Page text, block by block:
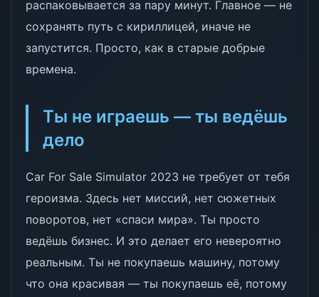
распаковывается за пару минут. Главное — не
сохранять путь с кириллицей, иначе не
запустится. Просто, как в старые добрые
времена.
Ты не играешь — ты ведёшь
дело
Car For Sale Simulator 2023 не требует от тебя
героизма. Здесь нет миссий, нет сюжетных
поворотов, нет «спаси мира». Ты просто
ведёшь бизнес. И это делает его невероятно
реальным. Ты не покупаешь машину, потому
что она красивая — ты покупаешь её, потому